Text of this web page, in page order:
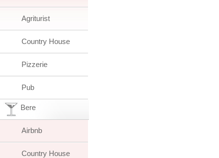
Agriturist
Country House
Pizzerie
Pub
Bere
Airbnb
Country House